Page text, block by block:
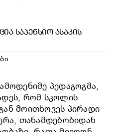
ᲡᲐᲞᲔᲜᲡᲘᲝ ᲐᲡᲐᲙᲘᲡ
პედაგოგმა,
რომ სკოლის
მოითხოვეს პირადი
თანამდებობიდან